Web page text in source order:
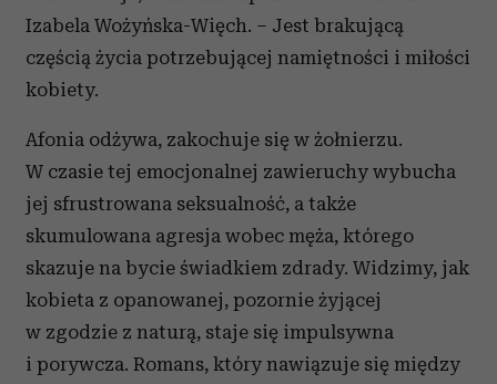
Izabela Wożyńska-Więch. – Jest brakującą
częścią życia potrzebującej namiętności i miłości
kobiety.
Afonia odżywa, zakochuje się w żołnierzu.
W czasie tej emocjonalnej zawieruchy wybucha
jej sfrustrowana seksualność, a także
skumulowana agresja wobec męża, którego
skazuje na bycie świadkiem zdrady. Widzimy, jak
kobieta z opanowanej, pozornie żyjącej
w zgodzie z naturą, staje się impulsywna
i porywcza. Romans, który nawiązuje się między